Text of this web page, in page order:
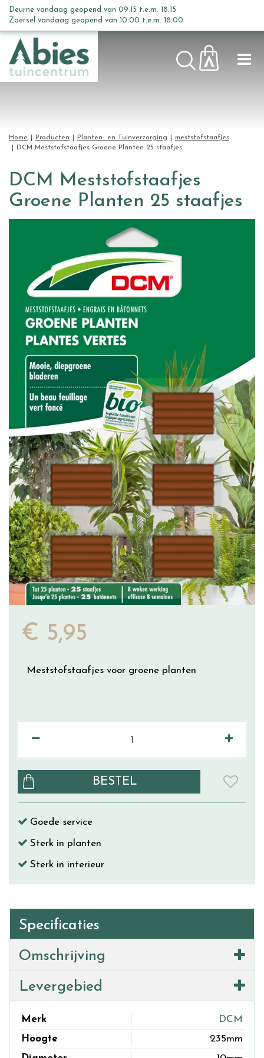
n
Home Producten Planten- en Tuinverzorging
meststofstaafjes
DCM Meststofstaafjes Groene Planten 25 staafjes
Deurne vandaag geopend van 09:15 t.e.m. 18:15
Zoersel vandaag geopend van 10:00 t.e.m. 18:00
DCM Meststofstaafjes
Groene Planten 25 staafjes
€ 5,95
Meststofstaafjes voor groene planten
Goede service
Sterk in planten
Sterk in interieur
Specificaties
Omschrijving
Levergebied
Merk
DCM
Hoogte
235mm